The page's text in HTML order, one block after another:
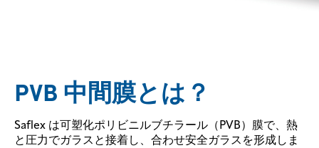
PVB 中間膜とは？
Saflex は可塑化ポリビニルブチラール（PVB）膜で、熱
と圧力でガラスと接着し、合わせ安全ガラスを形成しま